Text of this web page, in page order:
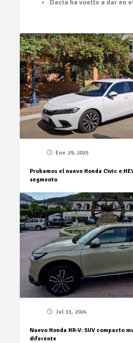
Dacia ha vuelto a dar en
Ene 29, 2025
Probamos el nuevo Honda Civic
segmento
Jul 11, 2024
Nuevo Honda HR-V: SUV compacto
diferente